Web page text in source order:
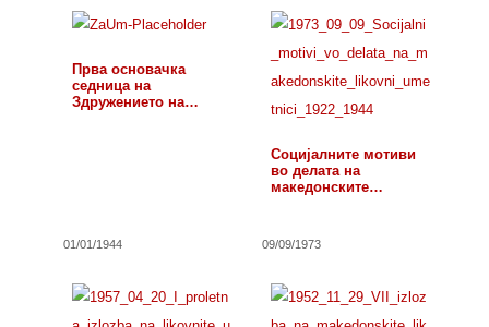
Прва основачка
седница на
Здружението на
01/01/1944
Социјалните мотиви
во делата на
македонските
09/09/1973